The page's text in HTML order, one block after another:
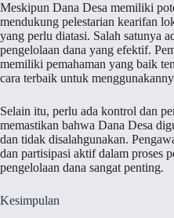
Meskipun Dana Desa memiliki
mendukung pelestarian kearifan
yang perlu diatasi. Salah satunya
pengelolaan dana yang efektif.
memiliki pemahaman yang baik
cara terbaik untuk
Selain itu, perlu ada kontrol dan
memastikan bahwa Dana Desa
dan tidak disalahgunakan.
dan partisipasi aktif dalam proses
pengelolaan dana sangat penting.
Kesimpulan